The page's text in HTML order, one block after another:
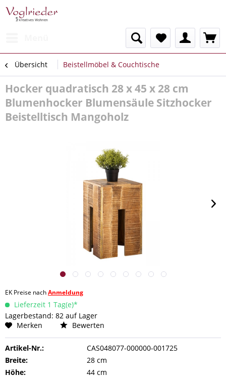
Übersicht Beistellmöbel & Couchtische
Hocker quadratisch 28 x 45 x 28 cm
Blumenhocker Blumensäule Sitzhocker
Beistelltisch Mangoholz
EK Preise nachAnmeldung
Lieferzeit 1 Tag(e)*
Lagerbestand: 82 auf Lager
Merken
Bewerten
Artikel-Nr.:
CAS048077-000000-001725
Breite:
28 cm
Höhe:
44 cm